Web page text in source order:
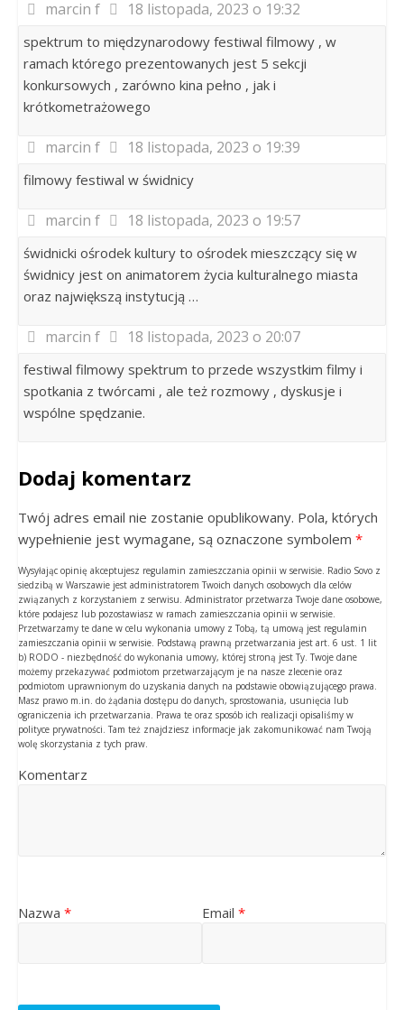
marcin f 18 listopada, 2023 o 19:32
spektrum to międzynarodowy festiwal filmowy , w
ramach którego prezentowanych jest 5 sekcji
konkursowych , zarówno kina pełno , jak i
krótkometrażowego
marcin f 18 listopada, 2023 o 19:39
filmowy festiwal w świdnicy
marcin f 18 listopada, 2023 o 19:57
świdnicki ośrodek kultury to ośrodek mieszczący się w
świdnicy jest on animatorem życia kulturalnego miasta
oraz największą instytucją …
marcin f 18 listopada, 2023 o 20:07
festiwal filmowy spektrum to przede wszystkim filmy i
spotkania z twórcami , ale też rozmowy , dyskusje i
wspólne spędzanie.
Dodaj komentarz
Twój adres email nie zostanie opublikowany. Pola, których
wypełnienie jest wymagane, są oznaczone symbolem *
Wysyłając opinię akceptujesz regulamin zamieszczania opinii w serwisie. Radio Sovo z
siedzibą w Warszawie jest administratorem Twoich danych osobowych dla celów
związanych z korzystaniem z serwisu. Administrator przetwarza Twoje dane osobowe,
które podajesz lub pozostawiasz w ramach zamieszczania opinii w serwisie.
Przetwarzamy te dane w celu wykonania umowy z Tobą, tą umową jest regulamin
zamieszczania opinii w serwisie. Podstawą prawną przetwarzania jest art. 6 ust. 1 lit
b) RODO - niezbędność do wykonania umowy, której stroną jest Ty. Twoje dane
możemy przekazywać podmiotom przetwarzającym je na nasze zlecenie oraz
podmiotom uprawnionym do uzyskania danych na podstawie obowiązującego prawa.
Masz prawo m.in. do żądania dostępu do danych, sprostowania, usunięcia lub
ograniczenia ich przetwarzania. Prawa te oraz sposób ich realizacji opisaliśmy w
polityce prywatności. Tam też znajdziesz informacje jak zakomunikować nam Twoją
wolę skorzystania z tych praw.
Komentarz
Nazwa * Email *